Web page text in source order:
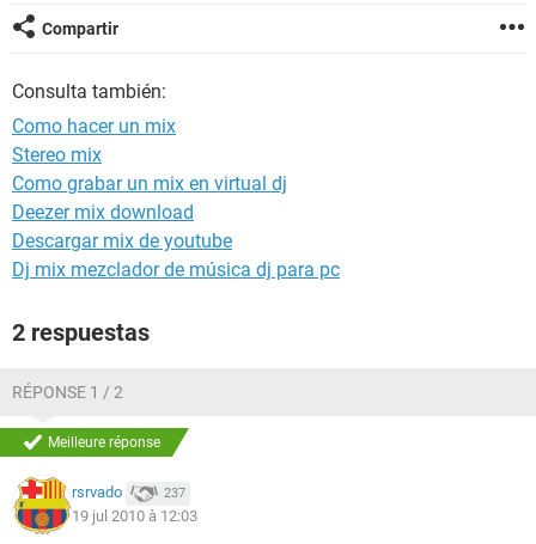
Compartir
Consulta también:
Como hacer un mix
Stereo mix
Como grabar un mix en virtual dj
Deezer mix download
Descargar mix de youtube
Dj mix mezclador de música dj para pc
2 respuestas
RÉPONSE 1 / 2
Meilleure réponse
rsrvado 237
19 jul 2010 à 12:03